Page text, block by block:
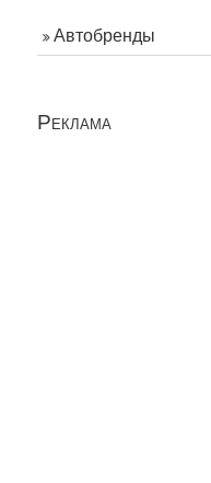
Автобренды
Реклама